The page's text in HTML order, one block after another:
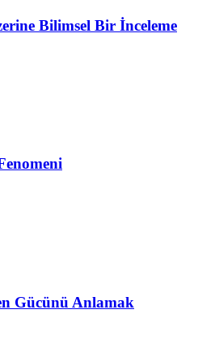
Bilimsel Bir İnceleme
Gücünü Anlamak